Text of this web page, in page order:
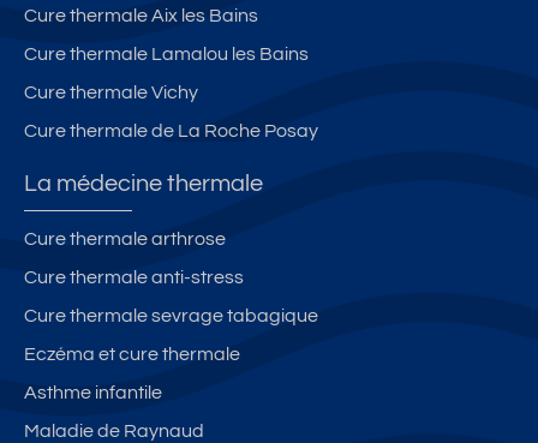
Cure thermale Aix les Bains
Cure thermale Lamalou les Bains
Cure thermale Vichy
Cure thermale de La Roche Posay
La médecine thermale
Cure thermale arthrose
Cure thermale anti-stress
Cure thermale sevrage tabagique
Eczéma et cure thermale
Asthme infantile
Maladie de Raynaud